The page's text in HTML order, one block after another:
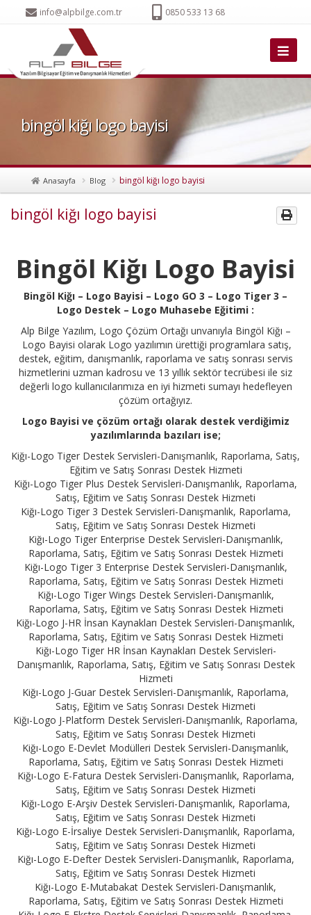
info@alpbilge.com.tr 0850 533 13 68
bingöl kiğı logo bayisi
Anasayfa Blog bingöl kiğı logo bayisi
bingöl kiğı logo bayisi
Bingöl Kiğı Logo Bayisi
Bingöl Kiğı – Logo Bayisi – Logo GO 3 – Logo Tiger 3 –
Logo Destek – Logo Muhasebe Eğitimi :
Alp Bilge Yazılım, Logo Çözüm Ortağı unvanıyla Bingöl Kiğı –
Logo Bayisi olarak Logo yazılımın ürettiği programlara satış,
destek, eğitim, danışmanlık, raporlama ve satış sonrası servis
hizmetlerini uzman kadrosu ve 13 yıllık sektör tecrübesi ile siz
değerli logo kullanıcılarımıza en iyi hizmeti sumayı hedefleyen
çözüm ortağıyız.
Logo Bayisi ve çözüm ortağı olarak destek verdiğimiz
yazılımlarında bazıları ise;
Kiğı-Logo Tiger Destek Servisleri-Danışmanlık, Raporlama, Satış,
Eğitim ve Satış Sonrası Destek Hizmeti
Kiğı-Logo Tiger Plus Destek Servisleri-Danışmanlık, Raporlama,
Satış, Eğitim ve Satış Sonrası Destek Hizmeti
Kiğı-Logo Tiger 3 Destek Servisleri-Danışmanlık, Raporlama,
Satış, Eğitim ve Satış Sonrası Destek Hizmeti
Kiğı-Logo Tiger Enterprise Destek Servisleri-Danışmanlık,
Raporlama, Satış, Eğitim ve Satış Sonrası Destek Hizmeti
Kiğı-Logo Tiger 3 Enterprise Destek Servisleri-Danışmanlık,
Raporlama, Satış, Eğitim ve Satış Sonrası Destek Hizmeti
Kiğı-Logo Tiger Wings Destek Servisleri-Danışmanlık,
Raporlama, Satış, Eğitim ve Satış Sonrası Destek Hizmeti
Kiğı-Logo J-HR İnsan Kaynakları Destek Servisleri-Danışmanlık,
Raporlama, Satış, Eğitim ve Satış Sonrası Destek Hizmeti
Kiğı-Logo Tiger HR İnsan Kaynakları Destek Servisleri-
Danışmanlık, Raporlama, Satış, Eğitim ve Satış Sonrası Destek
Hizmeti
Kiğı-Logo J-Guar Destek Servisleri-Danışmanlık, Raporlama,
Satış, Eğitim ve Satış Sonrası Destek Hizmeti
Kiğı-Logo J-Platform Destek Servisleri-Danışmanlık, Raporlama,
Satış, Eğitim ve Satış Sonrası Destek Hizmeti
Kiğı-Logo E-Devlet Modülleri Destek Servisleri-Danışmanlık,
Raporlama, Satış, Eğitim ve Satış Sonrası Destek Hizmeti
Kiğı-Logo E-Fatura Destek Servisleri-Danışmanlık, Raporlama,
Satış, Eğitim ve Satış Sonrası Destek Hizmeti
Kiğı-Logo E-Arşiv Destek Servisleri-Danışmanlık, Raporlama,
Satış, Eğitim ve Satış Sonrası Destek Hizmeti
Kiğı-Logo E-İrsaliye Destek Servisleri-Danışmanlık, Raporlama,
Satış, Eğitim ve Satış Sonrası Destek Hizmeti
Kiğı-Logo E-Defter Destek Servisleri-Danışmanlık, Raporlama,
Satış, Eğitim ve Satış Sonrası Destek Hizmeti
Kiğı-Logo E-Mutabakat Destek Servisleri-Danışmanlık,
Raporlama, Satış, Eğitim ve Satış Sonrası Destek Hizmeti